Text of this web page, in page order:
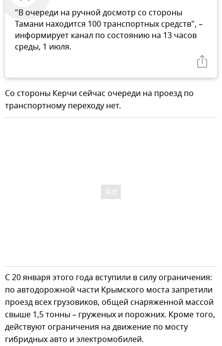
"В очереди на ручной досмотр со стороны
Тамани находится 100 транспортных средств", –
информирует канал по состоянию на 13 часов
среды, 1 июля.
Со стороны Керчи сейчас очереди на проезд по
транспортному переходу нет.
С 20 января этого года вступили в силу ограничения:
по автодорожной части Крымского моста запретили
проезд всех грузовиков, общей снаряженной массой
свыше 1,5 тонны – груженых и порожних. Кроме того,
действуют ограничения на движение по мосту
гибридных авто и электромобилей.